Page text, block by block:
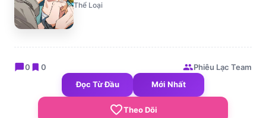
Thể Loại
chat_bubble0 bookmark 0 groupPhiêu Lạc Team
Đọc Từ Đầu
Mới Nhất
favorite_borderTheo Dõi